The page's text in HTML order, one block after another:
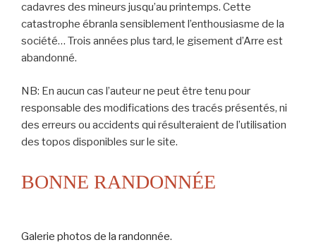
cadavres des mineurs jusqu’au printemps. Cette
catastrophe ébranla sensiblement l’enthousiasme de la
société… Trois années plus tard, le gisement d’Arre est
abandonné.
NB: En aucun cas l’auteur ne peut être tenu pour
responsable des modifications des tracés présentés, ni
des erreurs ou accidents qui résulteraient de l’utilisation
des topos disponibles sur le site.
BONNE RANDONNÉE
Galerie photos de la randonnée.